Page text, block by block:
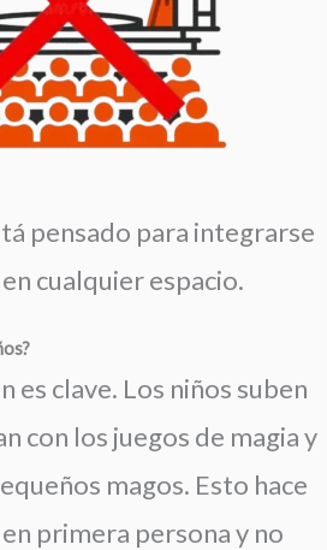
pensado para integrarse
cualquier espacio.
es clave. Los niños suben
con los juegos de magia y
magos. Esto hace
primera persona y no